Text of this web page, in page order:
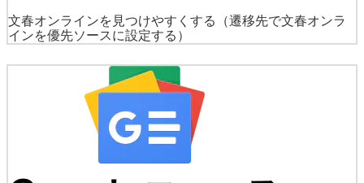
文春オンラインを見つけやすくする
（遷移先で文春オンラ
インを優先ソースに設定する）